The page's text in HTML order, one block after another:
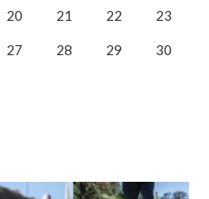
20 21 22 23
27 28 29 30